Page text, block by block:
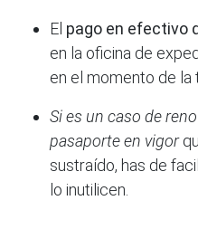
El pago en efectivo
en la oficina de
en el momento de la
Si es un caso de
pasaporte en vigor
sustraído, has de
lo inutilicen.